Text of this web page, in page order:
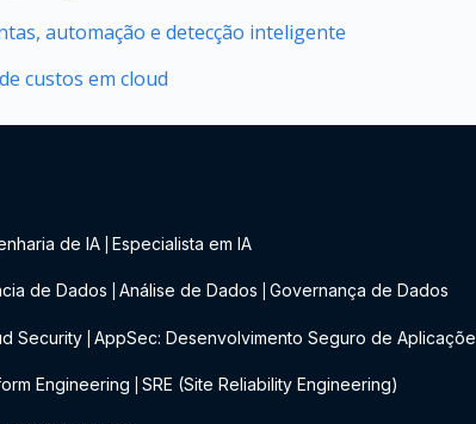
automação e detecção inteligente
custos em cloud
de IA Especialista em IA
de Dados Análise de Dados Governança de Dados
Security AppSec: Desenvolvimento Seguro de
Engineering SRE (Site Reliability Engineering)